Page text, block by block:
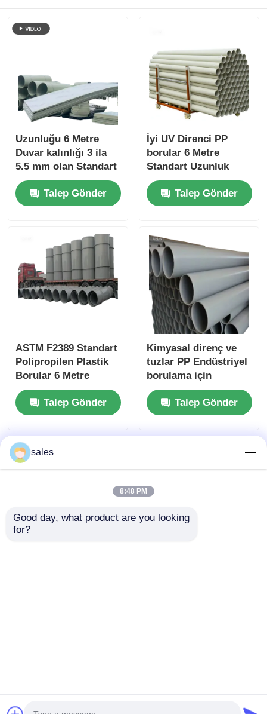
Uzunluğu 6 Metre
Duvar kalınlığı 3 ila
5.5 mm olan Standart
Polipropilen Plastik
Borular Su Teslimi ve
Tesisat Sistemleri
Talep Gönder
İyi UV Direnci PP
borular 6 Metre
Standart Uzunluk
Asitlere Yüksek
Direnci Kimyasal
Direnci Kalıcı Ve
Uygulamalar için
Talep Gönder
ASTM F2389 Standart
Polipropilen Plastik
Borular 6 Metre
Uzunlukta, Kolay
Kurulum ve Uzun
Sürekli Dayanıklılık
Talep Gönder
Kimyasal direnç ve
tuzlar PP Endüstriyel
borulama için
tasarlanmış boruların
basınç derecesi
PN12.5 sıcaklık
Talep Gönder
sales
8:48 PM
Good day, what product are you looking
for?